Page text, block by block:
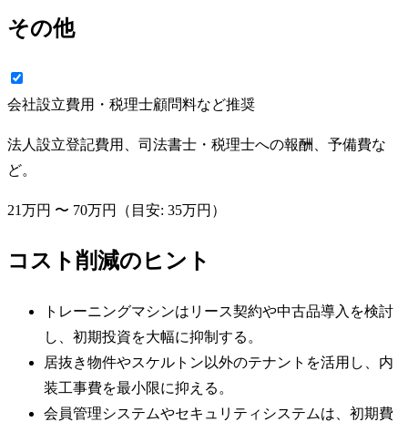
その他
会社設立費用・税理士顧問料など推奨
法人設立登記費用、司法書士・税理士への報酬、予備費な
ど。
21万円 〜 70万円 （目安: 35万円 ）
コスト削減のヒント
トレーニングマシンはリース契約や中古品導入を検討
し、初期投資を大幅に抑制する。
居抜き物件やスケルトン以外のテナントを活用し、内
装工事費を最小限に抑える。
会員管理システムやセキュリティシステムは、初期費